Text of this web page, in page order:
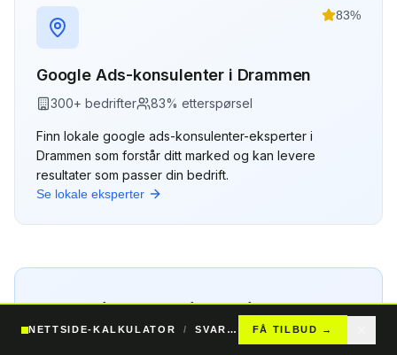
NETTSIDE-KALKULATOR / SVAR PÅ 24T FÅ TILBUD →
83%
Google Ads-konsulenter i Drammen
300+ bedrifter 83% etterspørsel
Finn lokale google ads-konsulenter-eksperter i
Drammen som forstår ditt marked og kan levere
resultater som passer din bedrift.
Se lokale eksperter
Finner du ikke din by?
google ads-konsulenter-eksperter i